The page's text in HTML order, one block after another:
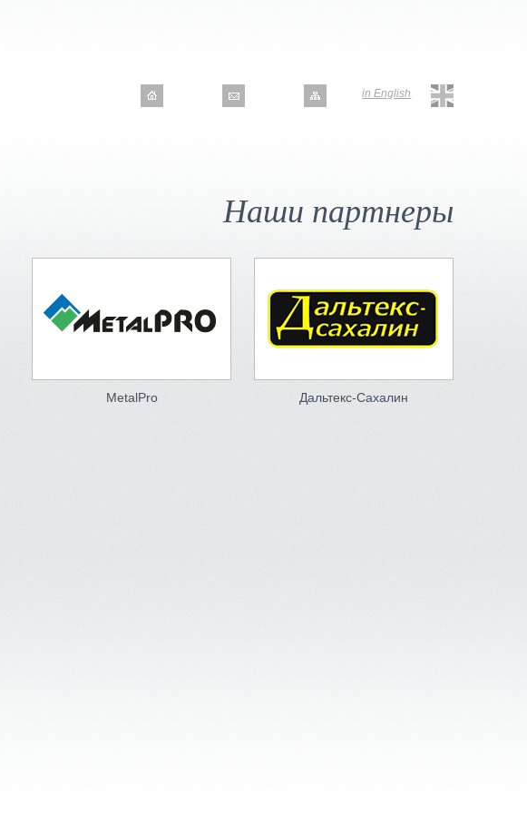
in English
Наши партнеры
MetalPro Дальтекс-Сахалин